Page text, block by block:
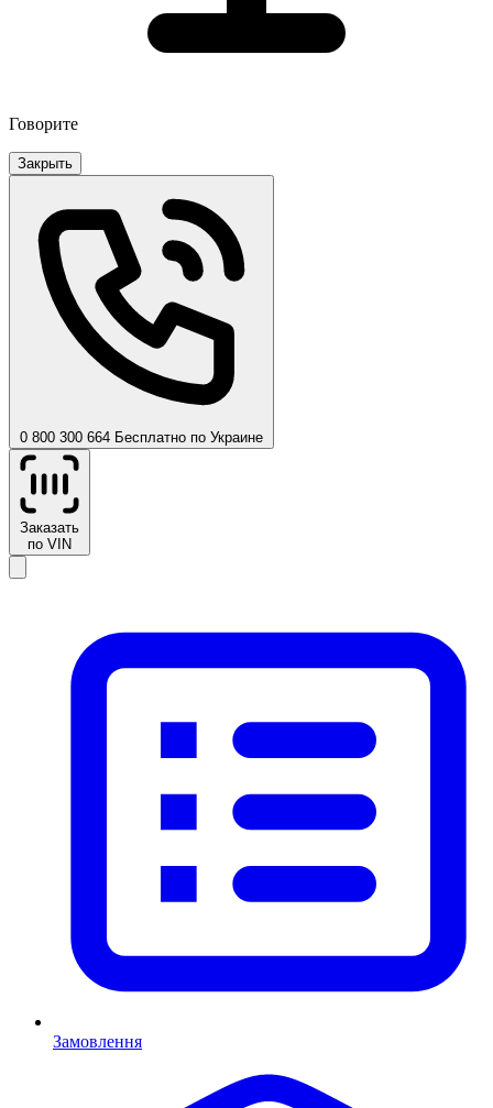
Говорите
Закрыть
0 800 300 664 Бесплатно по Украине
Заказать
по VIN
Замовлення